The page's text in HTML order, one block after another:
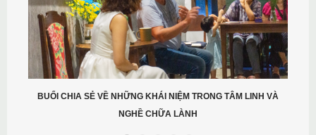
BUỔI CHIA SẺ VỀ NHỮNG KHÁI NIỆM TRONG TÂM LINH VÀ
NGHỀ CHỮA LÀNH